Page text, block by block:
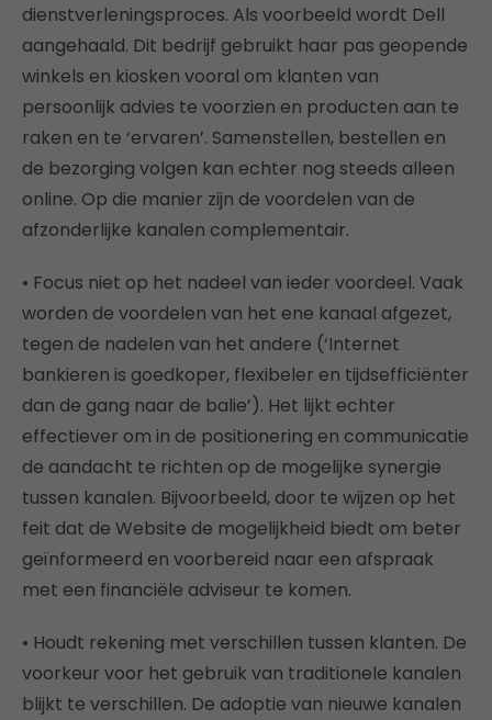
dienstverleningsproces. Als voorbeeld wordt Dell
aangehaald. Dit bedrijf gebruikt haar pas geopende
winkels en kiosken vooral om klanten van
persoonlijk advies te voorzien en producten aan te
raken en te ‘ervaren’. Samenstellen, bestellen en
de bezorging volgen kan echter nog steeds alleen
online. Op die manier zijn de voordelen van de
afzonderlijke kanalen complementair.
• Focus niet op het nadeel van ieder voordeel. Vaak
worden de voordelen van het ene kanaal afgezet,
tegen de nadelen van het andere (‘Internet
bankieren is goedkoper, flexibeler en tijdsefficiënter
dan de gang naar de balie’). Het lijkt echter
effectiever om in de positionering en communicatie
de aandacht te richten op de mogelijke synergie
tussen kanalen. Bijvoorbeeld, door te wijzen op het
feit dat de Website de mogelijkheid biedt om beter
geïnformeerd en voorbereid naar een afspraak
met een financiële adviseur te komen.
• Houdt rekening met verschillen tussen klanten. De
voorkeur voor het gebruik van traditionele kanalen
blijkt te verschillen. De adoptie van nieuwe kanalen